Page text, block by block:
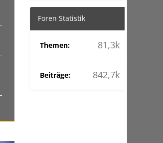
Foren Statistik
Themen: 81,3k
Beiträge: 842,7k